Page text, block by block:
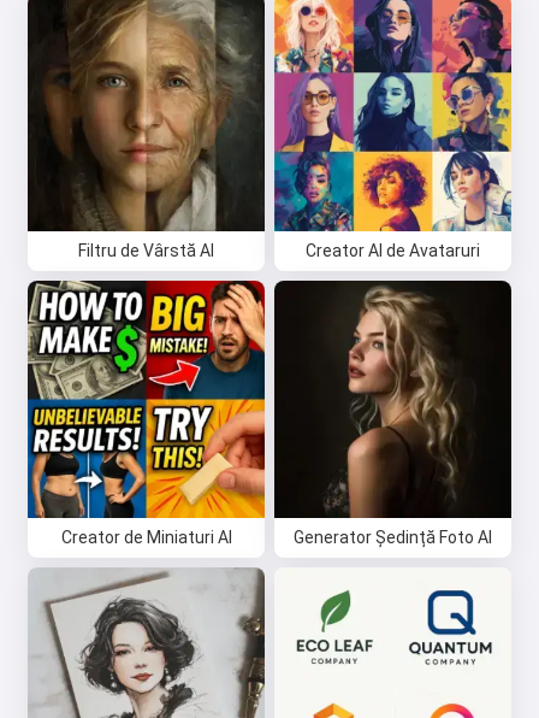
Filtru de Vârstă AI Creator AI de Avataruri
Creator de Miniaturi AI Generator Ședință Foto AI